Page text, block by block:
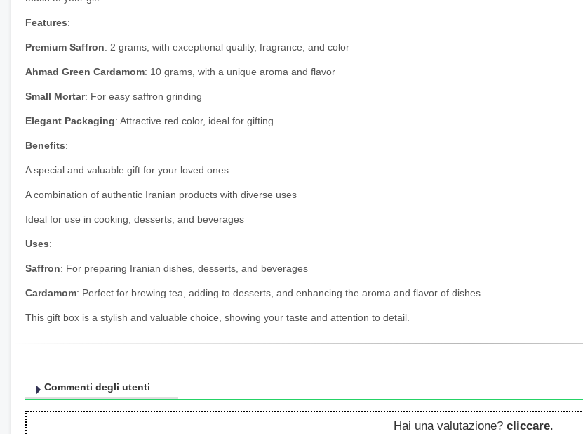
Features:
Premium Saffron: 2 grams, with exceptional quality, fragrance, and color
Ahmad Green Cardamom: 10 grams, with a unique aroma and flavor
Small Mortar: For easy saffron grinding
Elegant Packaging: Attractive red color, ideal for gifting
Benefits:
A special and valuable gift for your loved ones
A combination of authentic Iranian products with diverse uses
Ideal for use in cooking, desserts, and beverages
Uses:
Saffron: For preparing Iranian dishes, desserts, and beverages
Cardamom: Perfect for brewing tea, adding to desserts, and enhancing the aroma and flavor of dishes
This gift box is a stylish and valuable choice, showing your taste and attention to detail.
Commenti degli utenti
Hai una valutazione? cliccare.